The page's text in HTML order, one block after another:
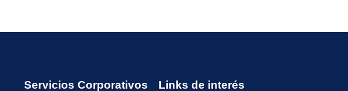
Servicios Corporativos Links de interés